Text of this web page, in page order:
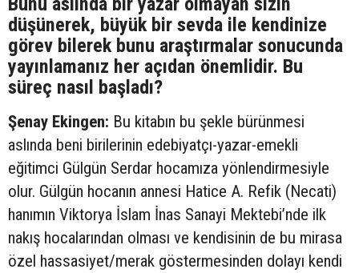
düşünerek, büyük bir sevda ile kendinize
görev bilerek bunu araştırmalar sonucunda
yayınlamanız her açıdan önemlidir. Bu
süreç nasıl başladı?
Şenay Ekingen: Bu kitabın bu şekle bürünmesi
aslında beni birilerinin edebiyatçı-yazar-emekli
eğitimci Gülgün Serdar hocamıza yönlendirmesiyle
olur. Gülgün hocanın annesi Hatice A. Refik (Necati)
hanımın Viktorya İslam İnas Sanayi Mektebi’nde ilk
nakış hocalarından olması ve kendisinin de bu mirasa
özel hassasiyet/merak göstermesinden dolayı kendi